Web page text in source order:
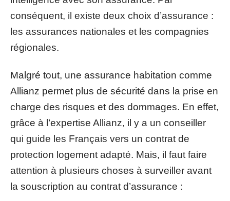
conséquent, il existe deux choix d’assurance :
les assurances nationales et les compagnies
régionales.
Malgré tout, une assurance habitation comme
Allianz permet plus de sécurité dans la prise en
charge des risques et des dommages. En effet,
grâce à l’expertise Allianz, il y a un conseiller
qui guide les Français vers un contrat de
protection logement adapté. Mais, il faut faire
attention à plusieurs choses à surveiller avant
la souscription au contrat d’assurance :